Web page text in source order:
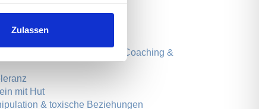
Zulassen
für gelungene
Tools für Training, Seminar, Coaching &
mit Hut
& toxische Beziehungen